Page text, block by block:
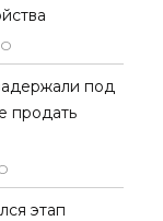
под
продать
этап